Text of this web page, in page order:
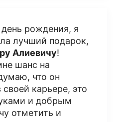
рождения, я
лучший подарок,
Алиевичу!
шанс на
что он
карьере, это
и добрым
отметить и